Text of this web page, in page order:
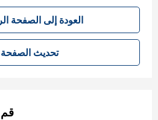
العودة إلى الصفحة
تحديث الصفحة
قم